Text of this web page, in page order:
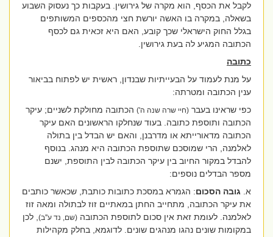
לקבל את הכסף, הוא מקרה של גירושין. בעקבות כך נעסוק השבוע
בשאלה, במקרה בו האשה יורשת חצי מהכספים המשותפים
בגלל החוק הישראלי שכך קובע, האם היא זכאית גם לכסף
הכתובה המגיע לה בעת גירושין.
כתובה
על מנת לעמוד על הבעייתיות שבנדון, ראשית יש לפתוח בביאור
ענין הכתובה ומטרתה:
כפי שראינו בעבר(חיי שרה שנה ה') הכתובה מחולקת לשניים;עיקר
הכתובה ותוספת כתובה. בעוד שנחלקו הראשונים האם עיקר
הכתובה מדאורייתא או מדרבנן, והאם יש הבדל בין בתולה
לאלמנה, הרי שמוסכם שתוספת הכתובה היא מנהג. בנוסף
להבדל במקור החיוב בין עיקר הכתובה לבין התוספת, ישנם
מספר הבדלים נוספים:
א.גובה הסכום: הגמרא במסכת כתובות כותבת, שכאשר כותבים
את עיקר הכתובה, מתחייב החתן במאתיים זוז לבתולה ומאה זוז
לאלמנה. לעומת זאת אין סכום לתוספת הכתובה(שם, נד ע''ב), לכן
במקומות שונים נהגו מנהגים שונים. לדוגמא, בחלק מקהילות